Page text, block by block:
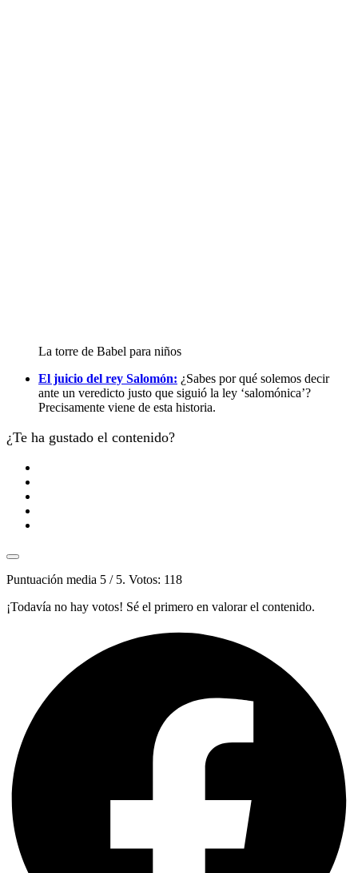
La torre de Babel para niños
El juicio del rey Salomón: ¿Sabes por qué solemos decir
ante un veredicto justo que siguió la ley ‘salomónica’?
Precisamente viene de esta historia.
¿Te ha gustado el contenido?
Puntuación media 5 / 5. Votos: 118
¡Todavía no hay votos! Sé el primero en valorar el contenido.